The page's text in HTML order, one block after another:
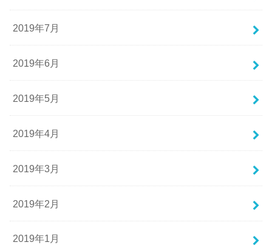
2019年7月
2019年6月
2019年5月
2019年4月
2019年3月
2019年2月
2019年1月